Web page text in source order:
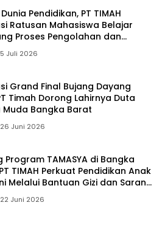
Pendidikan, PT TIMAH
Ratusan Mahasiswa Belajar
Proses Pengolahan dan
Timah
5 Juli 2026
Grand Final Bujang Dayang
Timah Dorong Lahirnya Duta
Muda Bangka Barat
26 Juni 2026
Program TAMASYA di Bangka
TIMAH Perkuat Pendidikan Anak
Melalui Bantuan Gizi dan Sarana
22 Juni 2026